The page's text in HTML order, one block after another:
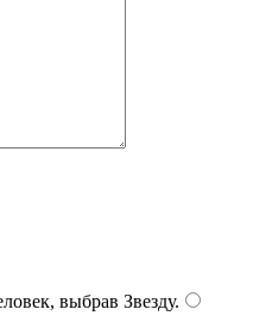
выбрав Звезду.